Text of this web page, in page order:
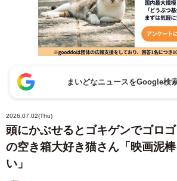
まいどなニュースをGoogle検
2026.07.02(Thu)
頭にかぶせるとゴキゲンでゴロ
の空き箱大好き猫さん「映画泥
い」